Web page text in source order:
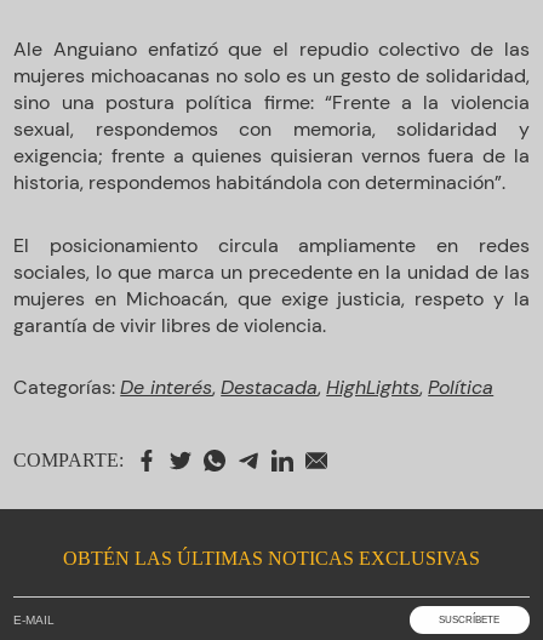
Ale Anguiano enfatizó que el repudio colectivo de las
mujeres michoacanas no solo es un gesto de solidaridad,
sino una postura política firme: “Frente a la violencia
sexual, respondemos con memoria, solidaridad y
exigencia; frente a quienes quisieran vernos fuera de la
historia, respondemos habitándola con determinación”.
El posicionamiento circula ampliamente en redes
sociales, lo que marca un precedente en la unidad de las
mujeres en Michoacán, que exige justicia, respeto y la
garantía de vivir libres de violencia.
Categorías:De interés,Destacada,HighLights,Política
COMPARTE:
OBTÉN LAS ÚLTIMAS NOTICAS EXCLUSIVAS